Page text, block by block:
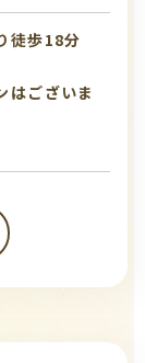
徒歩18分
はございま